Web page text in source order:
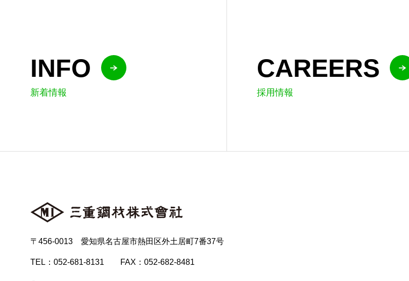
INFO
新着情報
CAREERS
採用情報
〒456-0013 愛知県名古屋市熱田区外土居町7番37号
TEL：052-681-8131 FAX：052-682-8481